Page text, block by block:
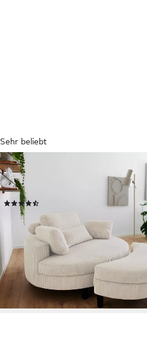
Sehr beliebt
OTTO HOME
Loveseat Ravi Sessel, B: 114 cm,
Sessel, mit Stauraumhocker,
379,99 € UVP
lieferbar - in 2-3 Werktagen bei dir
+2